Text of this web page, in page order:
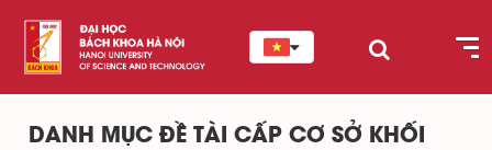
DANH MỤC ĐỀ TÀI CẤP CƠ SỞ KHỐI